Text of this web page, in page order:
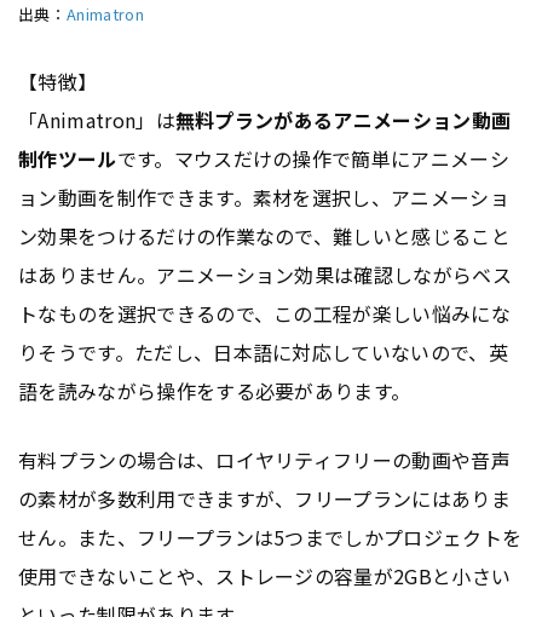
出典： Animatron
【特徴】
「Animatron」は無料プランがあるアニメーション動画
制作ツールです。マウスだけの操作で簡単にアニメーシ
ョン動画を制作できます。素材を選択し、アニメーショ
ン効果をつけるだけの作業なので、難しいと感じること
はありません。アニメーション効果は確認しながらベス
トなものを選択できるので、この工程が楽しい悩みにな
りそうです。ただし、日本語に対応していないので、英
語を読みながら操作をする必要があります。
有料プランの場合は、ロイヤリティフリーの動画や音声
の素材が多数利用できますが、フリープランにはありま
せん。また、フリープランは5つまでしかプロジェクトを
使用できないことや、ストレージの容量が2GBと小さい